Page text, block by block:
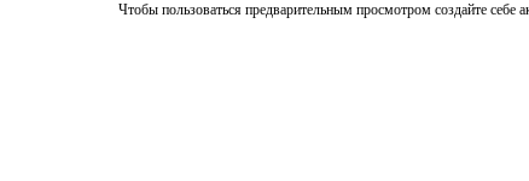
Чтобы пользоваться предварительным просмотром создайте себе